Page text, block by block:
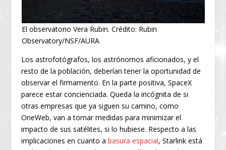
El observatorio Vera Rubin. Crédito: Rubin
Observatory/NSF/AURA
Los astrofotógrafos, los astrónomos aficionados, y el
resto de la población, deberían tener la oportunidad de
observar el firmamento. En la parte positiva, SpaceX
parece estar concienciada. Queda la incógnita de si
otras empresas que ya siguen su camino, como
OneWeb, van a tomar medidas para minimizar el
impacto de sus satélites, si lo hubiese. Respecto a las
implicaciones en cuanto abasura espacial, Starlink está